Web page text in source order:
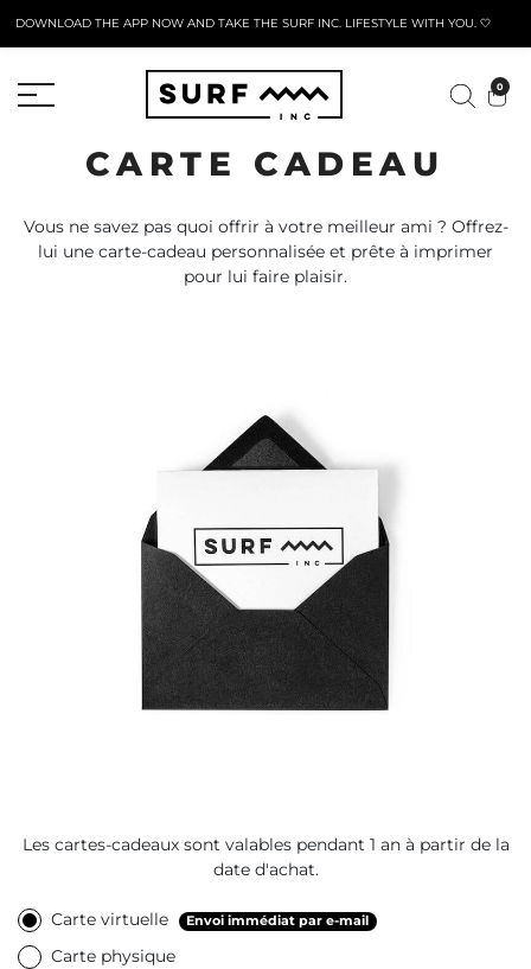
DOWNLOAD THE APP NOW AND TAKE THE SURF INC. LIFESTYLE WITH YOU. 🤍
0
CARTE CADEAU
Vous ne savez pas quoi offrir à votre meilleur ami ? Offrez-
lui une carte-cadeau personnalisée et prête à imprimer
pour lui faire plaisir.
Les cartes-cadeaux sont valables pendant 1 an à partir de la
date d'achat.
Carte virtuelle Envoi immédiat par e-mail
Carte physique
FORMULAIRE DE RETOUR ACTIF